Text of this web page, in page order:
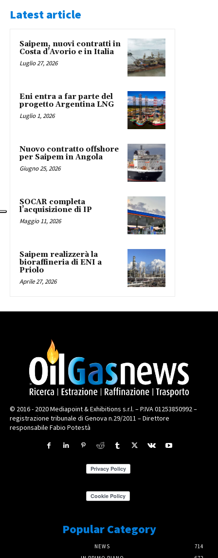
Latest article
Saipem, nuovi contratti in
Costa d’Avorio e in Italia
Luglio 27, 2026
Eni entra a far parte del
progetto Argentina LNG
Luglio 1, 2026
Nuovo contratto offshore
per Saipem in Angola
Giugno 25, 2026
SOCAR completa
l’acquisizione di IP
Maggio 11, 2026
Saipem realizzerà la
bioraffineria di ENI a
Priolo
Aprile 27, 2026
© 2016 - 2020 Mediapoint & Exhibitions s.r.l. – P.IVA 01253850992 –
registrazione tribunale di Genova n.29/2011 – Direttore
responsabile Fabio Potestà
Popular Category
NEWS
714